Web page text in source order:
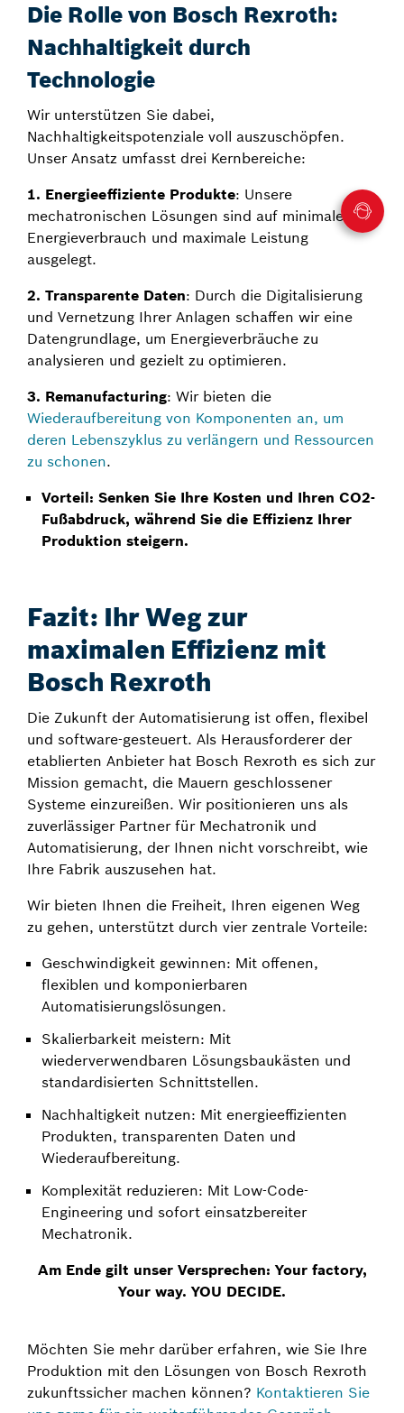
Die Rolle von Bosch Rexroth:
Nachhaltigkeit durch
Technologie
Wir unterstützen Sie dabei,
Nachhaltigkeitspotenziale voll auszuschöpfen.
Unser Ansatz umfasst drei Kernbereiche:
1. Energieeffiziente Produkte: Unsere
mechatronischen Lösungen sind auf minimalen
Energieverbrauch und maximale Leistung
ausgelegt.
2. Transparente Daten: Durch die Digitalisierung
und Vernetzung Ihrer Anlagen schaffen wir eine
Datengrundlage, um Energieverbräuche zu
analysieren und gezielt zu optimieren.
3. Remanufacturing: Wir bieten die
Wiederaufbereitung von Komponenten an, um
deren Lebenszyklus zu verlängern und Ressourcen
zu schonen.
Vorteil: Senken Sie Ihre Kosten und Ihren CO2-
Fußabdruck, während Sie die Effizienz Ihrer
Produktion steigern.
Fazit: Ihr Weg zur
maximalen Effizienz mit
Bosch Rexroth
Die Zukunft der Automatisierung ist offen, flexibel
und software-gesteuert. Als Herausforderer der
etablierten Anbieter hat Bosch Rexroth es sich zur
Mission gemacht, die Mauern geschlossener
Systeme einzureißen. Wir positionieren uns als
zuverlässiger Partner für Mechatronik und
Automatisierung, der Ihnen nicht vorschreibt, wie
Ihre Fabrik auszusehen hat.
Wir bieten Ihnen die Freiheit, Ihren eigenen Weg
zu gehen, unterstützt durch vier zentrale Vorteile:
Geschwindigkeit gewinnen: Mit offenen,
flexiblen und komponierbaren
Automatisierungslösungen.
Skalierbarkeit meistern: Mit
wiederverwendbaren Lösungsbaukästen und
standardisierten Schnittstellen.
Nachhaltigkeit nutzen: Mit energieeffizienten
Produkten, transparenten Daten und
Wiederaufbereitung.
Komplexität reduzieren: Mit Low-Code-
Engineering und sofort einsatzbereiter
Mechatronik.
Am Ende gilt unser Versprechen: Your factory,
Your way. YOU DECIDE.
Möchten Sie mehr darüber erfahren, wie Sie Ihre
Produktion mit den Lösungen von Bosch Rexroth
zukunftssicher machen können? Kontaktieren Sie